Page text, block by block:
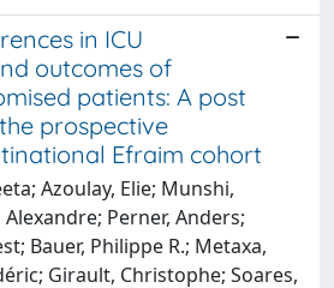
in ICU
outcomes of
patients: A post
prospective
Efraim cohort
Azoulay, Elie; Munshi,
Perner, Anders;
Bauer, Philippe R.; Metaxa,
Girault, Christophe; Soares,